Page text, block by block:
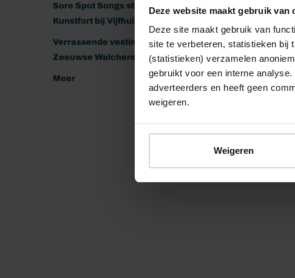
Deze website maakt gebruik van
Deze site maakt gebruik van
site te verbeteren, statistieken bij
(statistieken) verzamelen
gebruikt voor een interne
adverteerders en heeft geen
weigeren.
Weigeren
Sore Spot Songs strijkt neer op het
Kunstfort bij Vijfhuizen
Verrassende vestingen van het
Zeeuwse Walcheren
Meer
© 2026 Stichting Forten Nederland Over